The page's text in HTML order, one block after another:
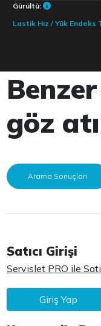
Gürültü:
Lastik Hız / Yük Endeks
göz
Arama Sonuçları
Satıcı Girişi
Servislet PRO ile
Giriş Yap